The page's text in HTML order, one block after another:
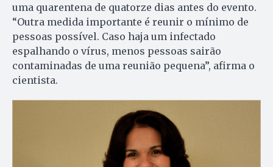
uma quarentena de quatorze dias antes do evento.
“Outra medida importante é reunir o mínimo de
pessoas possível. Caso haja um infectado
espalhando o vírus, menos pessoas sairão
contaminadas de uma reunião pequena”, afirma o
cientista.